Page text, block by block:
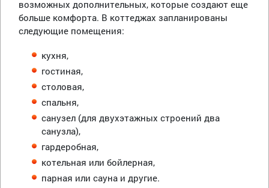
возможных дополнительных, которые создают еще
больше комфорта. В коттеджах запланированы
следующие помещения:
кухня,
гостиная,
столовая,
спальня,
санузел (для двухэтажных строений два
санузла),
гардеробная,
котельная или бойлерная,
парная или сауна и другие.